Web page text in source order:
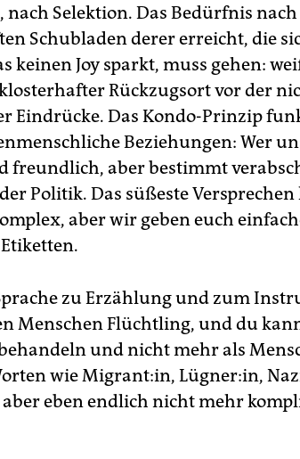
nach Selektion. Das Bedürfnis
Schubladen derer ­erreicht, die
keinen Joy sparkt, muss gehen:
Rückzugsort vor der
Eindrücke. Das Kondo-Prinzip
Beziehungen: Wer
freundlich, aber bestimmt
Politik. Das süßeste
aber wir geben euch
zu Erzählung und zum
Menschen Flüchtling, und du
und nicht mehr als
wie Migrant:in, Lügner:in,
eben endlich nicht mehr